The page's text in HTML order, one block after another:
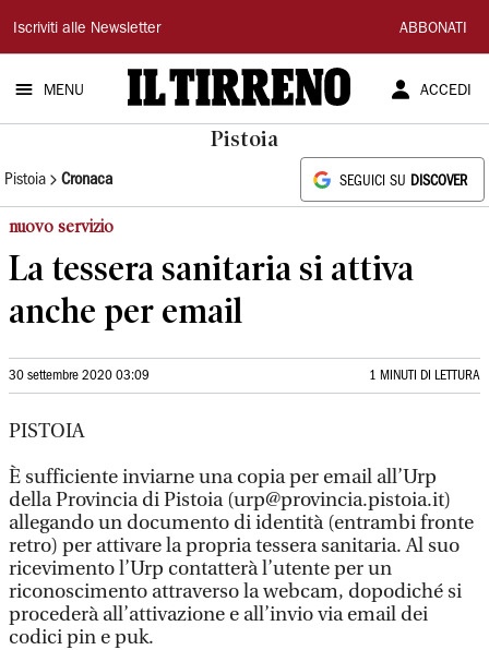
Il
Tirreno
Iscriviti alle Newsletter ABBONATI
MENU ACCEDI
Pistoia
Pistoia Cronaca SEGUICI SU DISCOVER
nuovo servizio
La tessera sanitaria si attiva
anche per email
30 settembre 2020 03:09 1 MINUTI DI LETTURA
PISTOIA
È sufficiente inviarne una copia per email all’Urp
della Provincia di Pistoia (urp@provincia.pistoia.it)
allegando un documento di identità (entrambi fronte
retro) per attivare la propria tessera sanitaria. Al suo
ricevimento l’Urp contatterà l’utente per un
riconoscimento attraverso la webcam, dopodiché si
procederà all’attivazione e all’invio via email dei
codici pin e puk.